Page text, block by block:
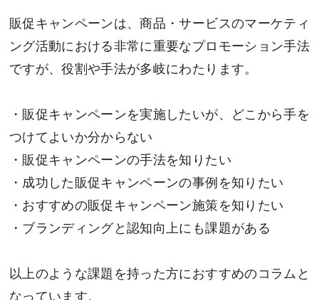
販促キャンペーンは、商品・サービスのマーケティ
ング活動における非常に重要なプロモーション手法
ですが、役割や手法が多岐にわたります。
・販促キャンペーンを実施したいが、どこから手を
つけてよいか分からない
・販促キャンペーンの手法を知りたい
・成功した販促キャンペーンの事例を知りたい
・おすすめの販促キャンペーン施策を知りたい
・ブランディングと認知向上にも課題がある
以上のような課題を持った方におすすめのコラムと
なっています。